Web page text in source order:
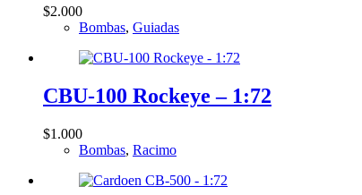
$2.000
Bombas, Guiadas
CBU-100 Rockeye – 1:72
$1.000
Bombas, Racimo